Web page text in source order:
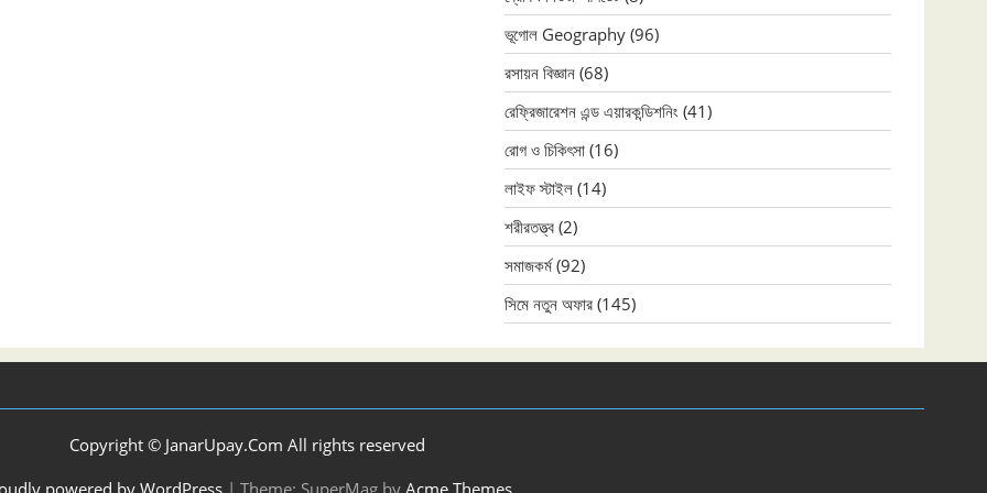
ভূগোল Geography (96)
রসায়ন বিজ্ঞান (68)
রেফ্রিজারেশন এন্ড এয়ারকন্ডিশনিং (41)
রোগ ও চিকিৎসা (16)
লাইফ স্টাইল (14)
শরীরতত্ত্ব (2)
সমাজকর্ম(92)
সিমে নতুন ‍অফার (145)
Copyright © JanarUpay.Com All rights reserved
powered by WordPress | Theme: SuperMag by Acme Themes